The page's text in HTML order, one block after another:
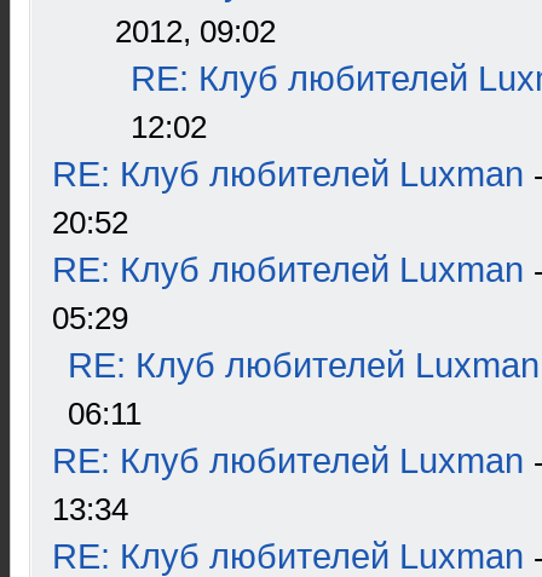
2012, 09:02
RE: Клуб любителей
12:02
RE: Клуб любителей Luxman
20:52
RE: Клуб любителей Luxman
05:29
RE: Клуб любителей Luxman
06:11
RE: Клуб любителей Luxman
13:34
RE: Клуб любителей Luxman